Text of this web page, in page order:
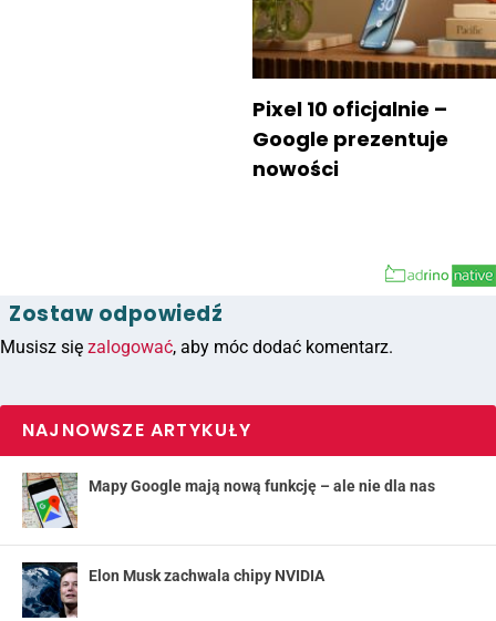
Pixel 10 oficjalnie –
Google prezentuje
nowości
Zostaw odpowiedź
Musisz się zalogować, aby móc dodać komentarz.
NAJNOWSZE ARTYKUŁY
Mapy Google mają nową funkcję – ale nie dla nas
Elon Musk zachwala chipy NVIDIA